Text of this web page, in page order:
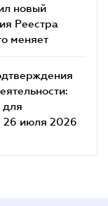
новый
Реестра
меняет
для
26 июля 2026